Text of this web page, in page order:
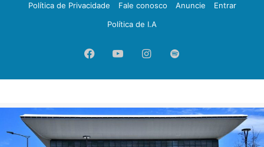
Política de Privacidade
Fale conosco Anuncie
Entrar
Política de I.A
FacebookYouTubeInstagram
Spotify